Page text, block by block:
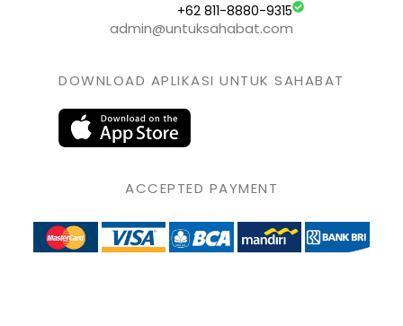
+62 811-8880-9315
admin@untuksahabat.com
DOWNLOAD APLIKASI UNTUK SAHABAT
ACCEPTED PAYMENT